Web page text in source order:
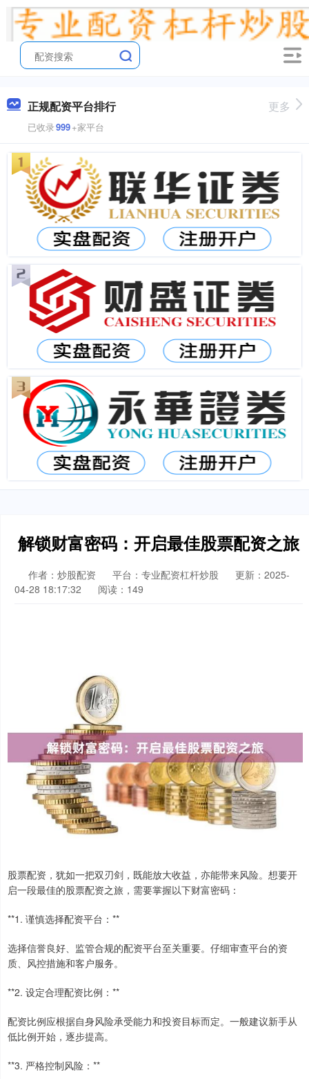
正规配资平台排行
已收录999+家平台
更多
解锁财富密码：开启最佳股票配资之旅
作者：炒股配资 平台：专业配资杠杆炒股
更新：2025-
04-28 18:17:32
阅读：149
股票配资，犹如一把双刃剑，既能放大收益，亦能带来风险。想要开
启一段最佳的股票配资之旅，需要掌握以下财富密码：
**1. 谨慎选择配资平台：**
选择信誉良好、监管合规的配资平台至关重要。仔细审查平台的资
质、风控措施和客户服务。
**2. 设定合理配资比例：**
配资比例应根据自身风险承受能力和投资目标而定。一般建议新手从
低比例开始，逐步提高。
**3. 严格控制风险：**